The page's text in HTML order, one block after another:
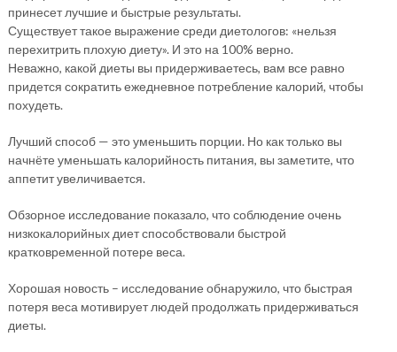
принесет лучшие и быстрые результаты.
Существует такое выражение среди диетологов: «нельзя
перехитрить плохую диету». И это на 100% верно.
Неважно, какой диеты вы придерживаетесь, вам все равно
придется сократить ежедневное потребление калорий, чтобы
похудеть.
Лучший способ — это уменьшить порции. Но как только вы
начнёте уменьшать калорийность питания, вы заметите, что
аппетит увеличивается.
Обзорное исследование показало, что соблюдение очень
низкокалорийных диет способствовали быстрой
кратковременной потере веса.
Хорошая новость – исследование обнаружило, что быстрая
потеря веса мотивирует людей продолжать придерживаться
диеты.